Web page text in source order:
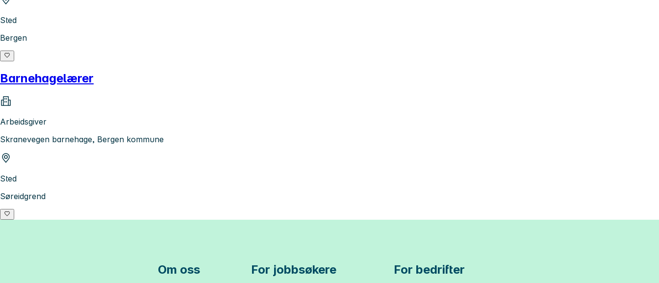
Sted
Bergen
Barnehagelærer
Arbeidsgiver
Skranevegen barnehage, Bergen kommune
Sted
Søreidgrend
Om oss For jobbsøkere For bedrifter